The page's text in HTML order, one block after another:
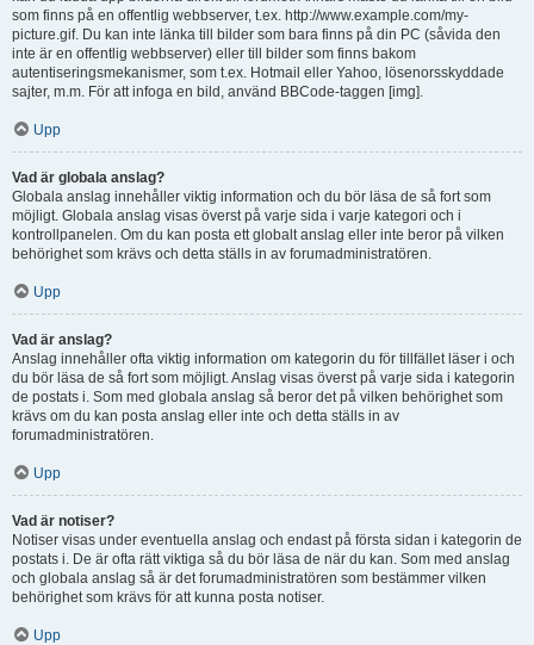
som finns på en offentlig webbserver, t.ex. http://www.example.com/my-
picture.gif. Du kan inte länka till bilder som bara finns på din PC (såvida den
inte är en offentlig webbserver) eller till bilder som finns bakom
autentiseringsmekanismer, som t.ex. Hotmail eller Yahoo, lösenorsskyddade
sajter, m.m. För att infoga en bild, använd BBCode-taggen [img].
Upp
Vad är globala anslag?
Globala anslag innehåller viktig information och du bör läsa de så fort som
möjligt. Globala anslag visas överst på varje sida i varje kategori och i
kontrollpanelen. Om du kan posta ett globalt anslag eller inte beror på vilken
behörighet som krävs och detta ställs in av forumadministratören.
Upp
Vad är anslag?
Anslag innehåller ofta viktig information om kategorin du för tillfället läser i och
du bör läsa de så fort som möjligt. Anslag visas överst på varje sida i kategorin
de postats i. Som med globala anslag så beror det på vilken behörighet som
krävs om du kan posta anslag eller inte och detta ställs in av
forumadministratören.
Upp
Vad är notiser?
Notiser visas under eventuella anslag och endast på första sidan i kategorin de
postats i. De är ofta rätt viktiga så du bör läsa de när du kan. Som med anslag
och globala anslag så är det forumadministratören som bestämmer vilken
behörighet som krävs för att kunna posta notiser.
Upp